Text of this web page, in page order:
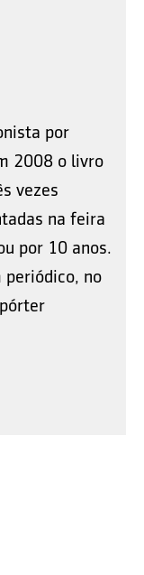
por
2008 o livro
vezes
na feira
por 10 anos.
periódico, no